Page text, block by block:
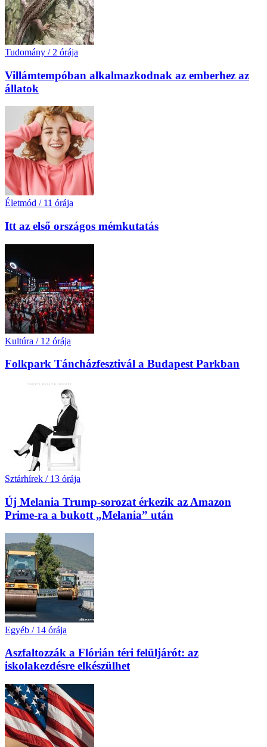
Tudomány / 2 órája
Villámtempóban alkalmazkodnak az emberhez az
állatok
Életmód / 11 órája
Itt az első országos mémkutatás
Kultúra / 12 órája
Folkpark Táncházfesztivál a Budapest Parkban
Sztárhírek / 13 órája
Új Melania Trump-sorozat érkezik az Amazon
Prime-ra a bukott „Melania” után
Egyéb / 14 órája
Aszfaltozzák a Flórián téri felüljárót: az
iskolakezdésre elkészülhet